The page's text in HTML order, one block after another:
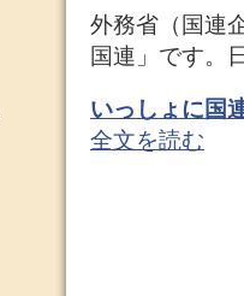
外務省（国連
国連」です。
いっしょに国
全文を読む